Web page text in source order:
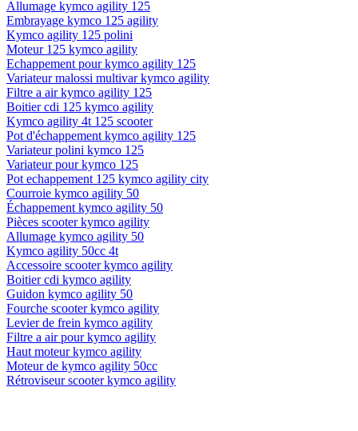
Allumage kymco agility 125
Embrayage kymco 125 agility
Kymco agility 125 polini
Moteur 125 kymco agility
Echappement pour kymco agility 125
Variateur malossi multivar kymco agility
Filtre a air kymco agility 125
Boitier cdi 125 kymco agility
Kymco agility 4t 125 scooter
Pot d'échappement kymco agility 125
Variateur polini kymco 125
Variateur pour kymco 125
Pot echappement 125 kymco agility city
Courroie kymco agility 50
Échappement kymco agility 50
Pièces scooter kymco agility
Allumage kymco agility 50
Kymco agility 50cc 4t
Accessoire scooter kymco agility
Boitier cdi kymco agility
Guidon kymco agility 50
Fourche scooter kymco agility
Levier de frein kymco agility
Filtre a air pour kymco agility
Haut moteur kymco agility
Moteur de kymco agility 50cc
Rétroviseur scooter kymco agility